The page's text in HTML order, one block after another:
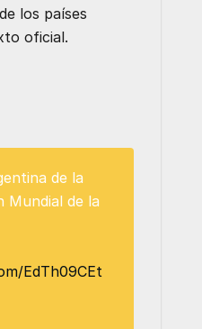
los países
oficial.
de la
Mundial de la
EdTh09CEt